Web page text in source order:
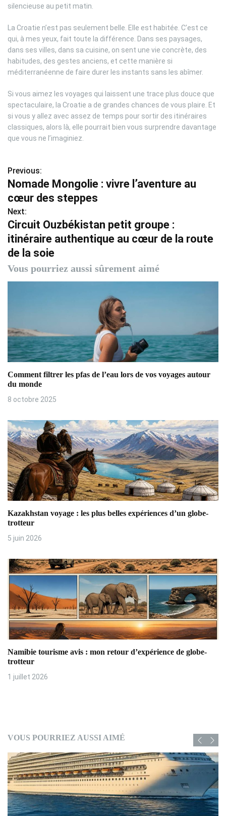
silencieuse au petit matin.
La Croatie n’est pas seulement belle. Elle est habitée. C’est ce
qui, à mes yeux, fait toute la différence. Dans ses paysages,
dans ses villes, dans sa cuisine, on sent une vie concrète, des
habitudes, des gestes anciens, et cette manière si
méditerranéenne de faire durer les instants sans les abîmer.
Si vous aimez les voyages qui laissent une trace plus douce que
spectaculaire, la Croatie a de grandes chances de vous plaire. Et
si vous y allez avec assez de temps pour sortir des itinéraires
classiques, alors là, elle pourrait bien vous surprendre davantage
que vous ne l’imaginiez.
N
a
v
i
g
a
o
n
d
e
l
’
a
r
t
i
c
l
e
Previous:
Nomade Mongolie : vivre l’aventure au
cœur des steppes
Next:
Circuit Ouzbékistan petit groupe :
itinéraire authentique au cœur de la route
de la soie
Vous pourriez aussi sûrement aimé
Comment filtrer les pfas de l’eau lors de vos voyages autour
du monde
8 octobre 2025
Kazakhstan voyage : les plus belles expériences d’un globe-
trotteur
5 juin 2026
Namibie tourisme avis : mon retour d’expérience de globe-
trotteur
1 juillet 2026
VOUS POURRIEZ AUSSI AIMÉ